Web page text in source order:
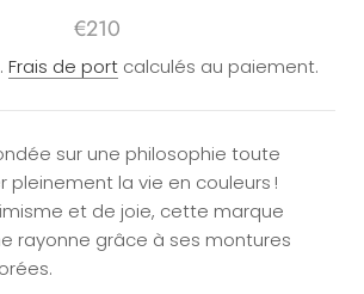
€210
Frais de port calculés au paiement.
sur une philosophie toute
pleinement la vie en couleurs !
et de joie, cette marque
rayonne grâce à ses montures